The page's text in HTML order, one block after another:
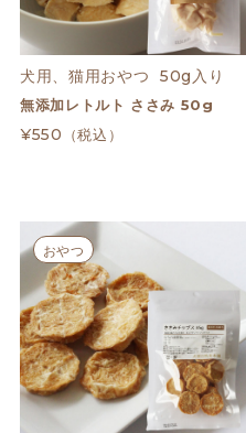
犬用、猫用おやつ  50g入り
無添加レトルト ささみ 50g
¥550 （税込）
おやつ